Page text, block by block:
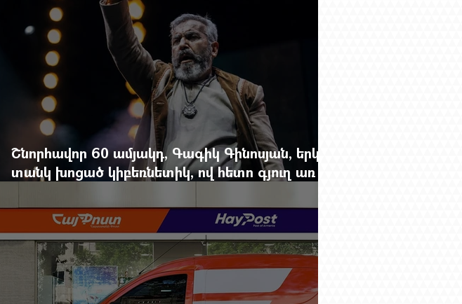
Շնորհավոր 60 ամյակդ, Գագիկ Գինոսյան, երկու
տանկ խոցած կիբեռնետիկ, ով հետո գյուղ առ